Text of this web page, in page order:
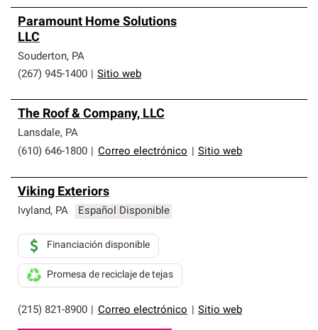
Paramount Home Solutions
LLC
Souderton, PA
(267) 945-1400
Sitio web
The Roof & Company, LLC
Lansdale, PA
(610) 646-1800
Correo electrónico Sitio web
Viking Exteriors
Ivyland, PA Español Disponible
(215) 821-8900 Correo electrónico Sitio web
Financiación disponible
Promesa de reciclaje de tejas